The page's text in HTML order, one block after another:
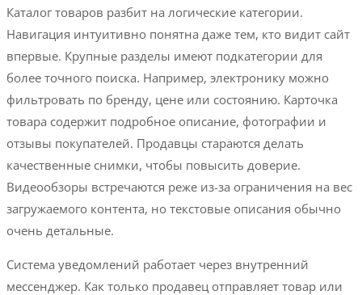
Каталог товаров разбит на логические категории.
Навигация интуитивно понятна даже тем, кто видит сайт
впервые. Крупные разделы имеют подкатегории для
более точного поиска. Например, электронику можно
фильтровать по бренду, цене или состоянию. Карточка
товара содержит подробное описание, фотографии и
отзывы покупателей. Продавцы стараются делать
качественные снимки, чтобы повысить доверие.
Видеообзоры встречаются реже из-за ограничения на вес
загружаемого контента, но текстовые описания обычно
очень детальные.
Система уведомлений работает через внутренний
мессенджер. Как только продавец отправляет товар или